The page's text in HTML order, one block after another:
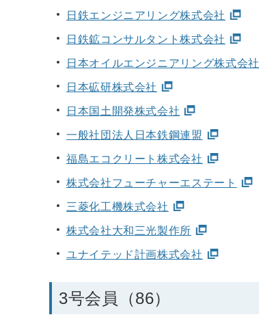
日鉄エンジニアリング株式会社
日鉄鉱コンサルタント株式会社
日本オイルエンジニアリング株式会社
日本砿研株式会社
日本国土開発株式会社
一般社団法人日本鉄鋼連盟
福島エコクリート株式会社
株式会社フューチャーエステート
三菱化工機株式会社
株式会社大和三光製作所
ユナイテッド計画株式会社
3号会員（86）